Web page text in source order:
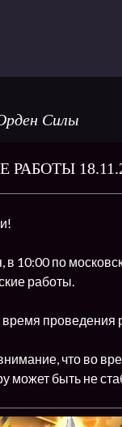
Силы
в 10:00 по
работы.
проведения
что во
может быть не